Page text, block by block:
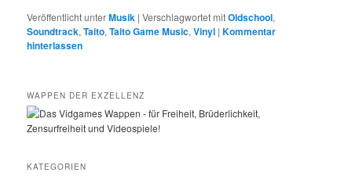
Veröffentlicht unterMusik |Verschlagwortet mitOldschool,
Soundtrack,Taito,Taito Game Music,Vinyl |Kommentar
hinterlassen
WAPPEN DER EXZELLENZ
KATEGORIEN